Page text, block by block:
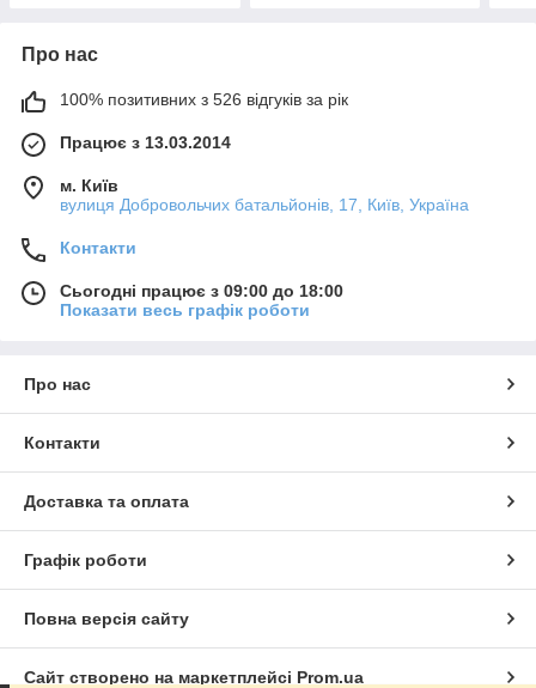
Про нас
100% позитивних з 526 відгуків за рік
Працює з 13.03.2014
м. Київ
вулиця Добровольчих батальйонів, 17, Київ, Україна
Контакти
Сьогодні працює з 09:00 до 18:00
Показати весь графік роботи
Про нас
Контакти
Доставка та оплата
Графік роботи
Повна версія сайту
Сайт створено на маркетплейсі Prom.ua